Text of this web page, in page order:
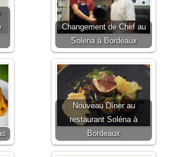
Changement de Chef au
Solena à Bordeaux
Nouveau Dîner au
restaurant Soléna à
Bordeaux